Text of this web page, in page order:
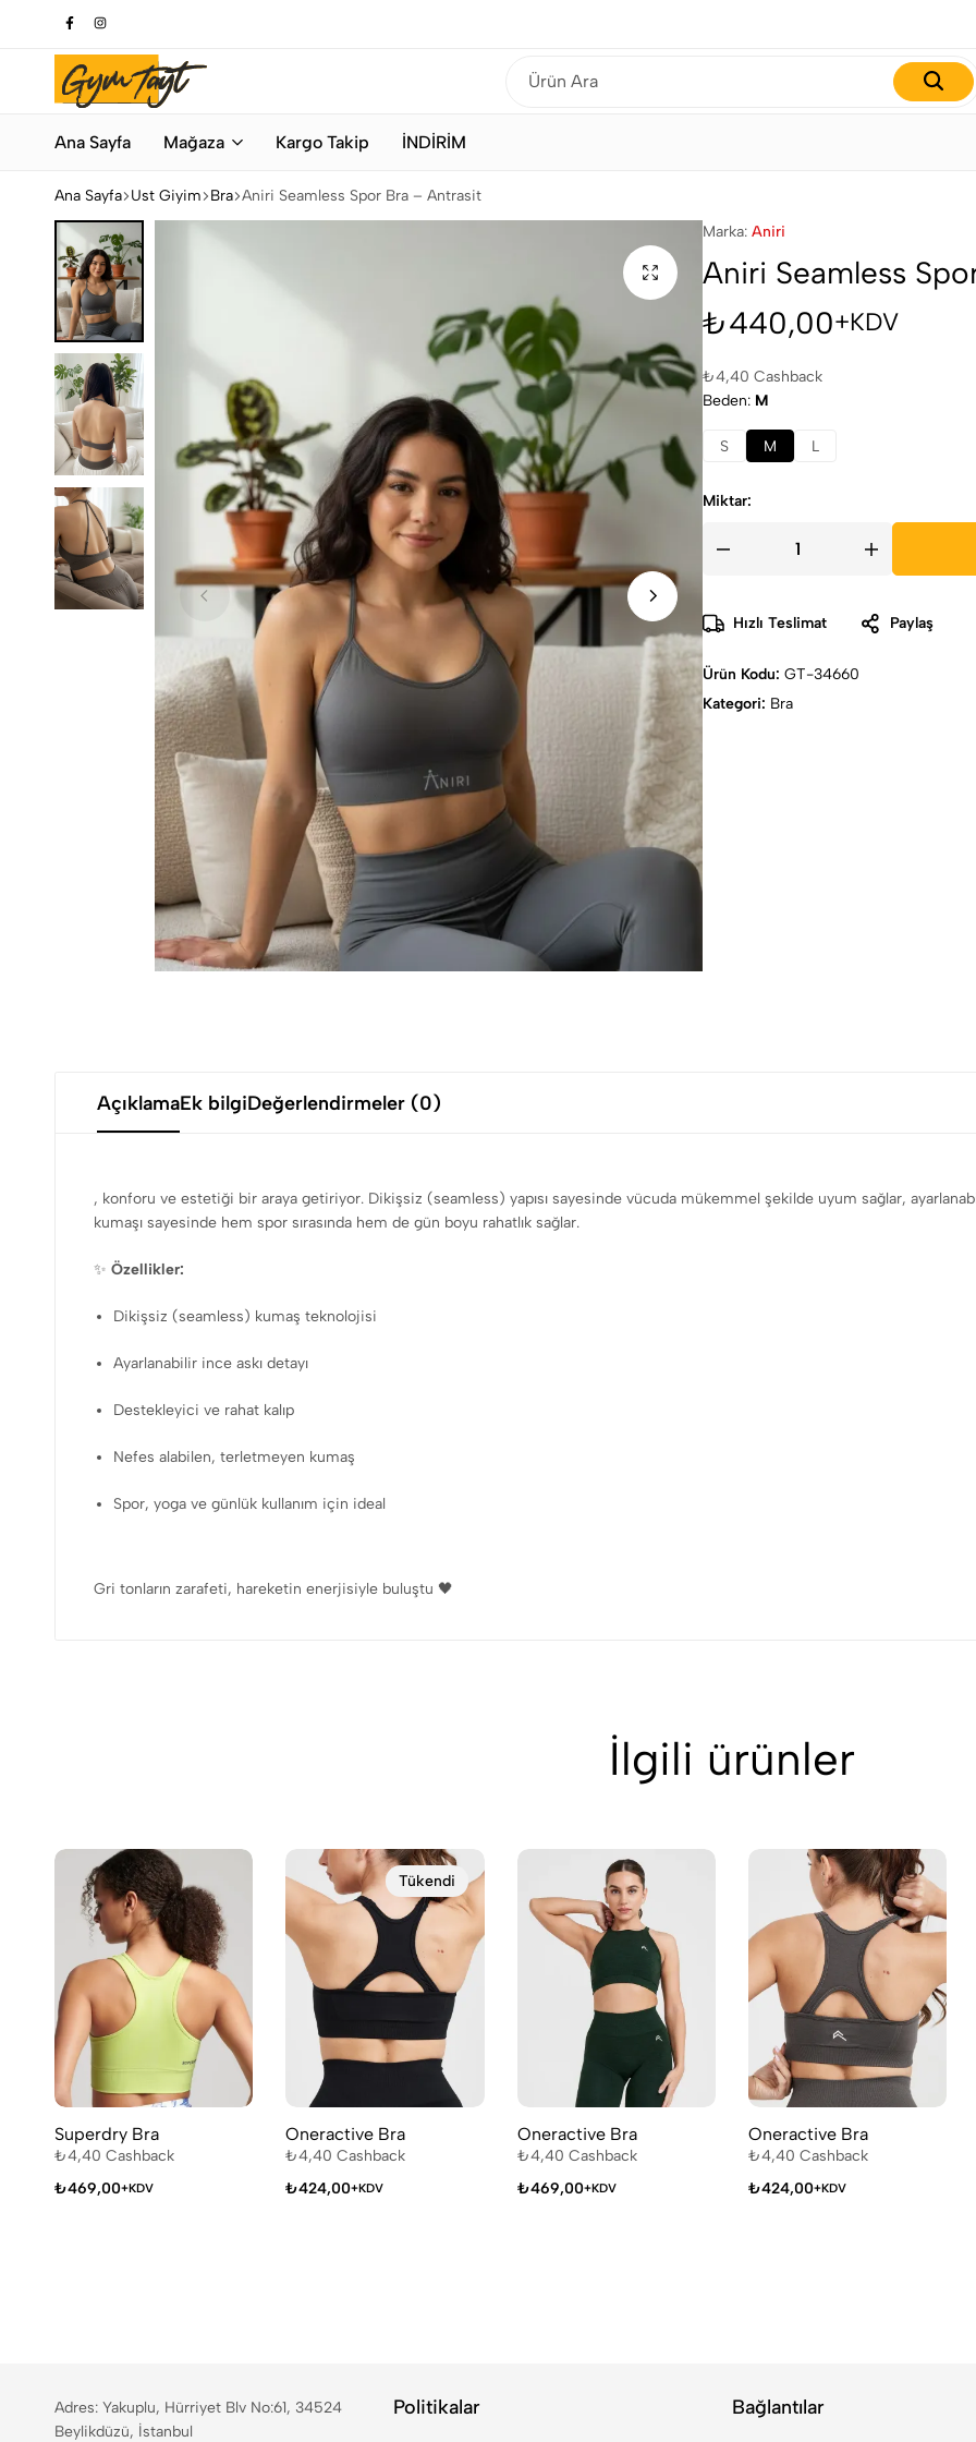
Bahar Modası
Fazlası
Spor
Ana Sayfa Mağaza Kargo Takip İNDİRİM
Ana Sayfa Üst Giyim Bra Aniri Seamless Spor Bra – Antrasit
Marka: Aniri
Aniri Seamless
₺440,00+KDV
₺4,40 Cashback
Beden M
S M L
Miktar:
Hızlı Teslimat Paylaş
Ürün Kodu: GT-34660
Kategori: Bra
AçıklamaEk bilgiDeğerlendirmeler (0)
, konforu ve estetiği bir araya getiriyor. Dikişsiz (seamless) yapısı sayesinde vücuda mükemmel şekilde uyum sağlar,
kumaşı sayesinde hem spor sırasında hem de gün boyu rahatlık sağlar.
✨ Özellikler:
Dikişsiz (seamless) kumaş teknolojisi
Ayarlanabilir ince askı detayı
Destekleyici ve rahat kalıp
Nefes alabilen, terletmeyen kumaş
Spor, yoga ve günlük kullanım için ideal
Gri tonların zarafeti, hareketin enerjisiyle buluştu 🖤
İlgili ürünler
Superdry Bra
₺4,40 Cashback
₺469,00+KDV
Tükendi
Oneractive Bra
₺4,40 Cashback
₺424,00+KDV
Oneractive Bra
₺4,40 Cashback
₺469,00+KDV
Oneractive Bra
₺4,40 Cashback
₺424,00+KDV
Adres: Yakuplu, Hürriyet Blv No:61, 34524
Beylikdüzü, İstanbul
Politikalar Bağlantılar